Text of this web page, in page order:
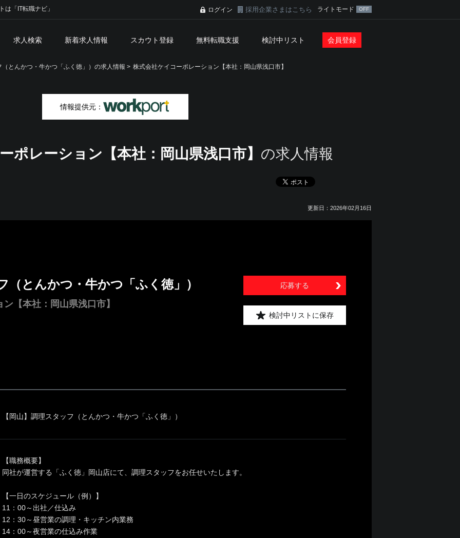
は「IT転職ナビ」 ログイン 採用企業さまはこちら ライトモード
求人検索 新着求人情報 スカウト登録 無料転職支援 検討中リスト 会員登録
とんかつ・牛かつ「ふく徳」）の求人情報 > 株式会社ケイコーポレーション【本社：岡山県浅口市】
情報提供元：
ポレーション【本社：岡山県浅口市】 の求人情報
更新日：2026年02月16日
（とんかつ・牛かつ「ふく徳」）
【本社：岡山県浅口市】
応募する
検討中リストに保存
【岡山】調理スタッフ（とんかつ・牛かつ「ふく徳」）
【職務概要】
同社が運営する「ふく徳」岡山店にて、調理スタッフをお任せいたします。
【一日のスケジュール（例）】
11：00～出社／仕込み
12：30～昼営業の調理・キッチン内業務
14：00～夜営業の仕込み作業